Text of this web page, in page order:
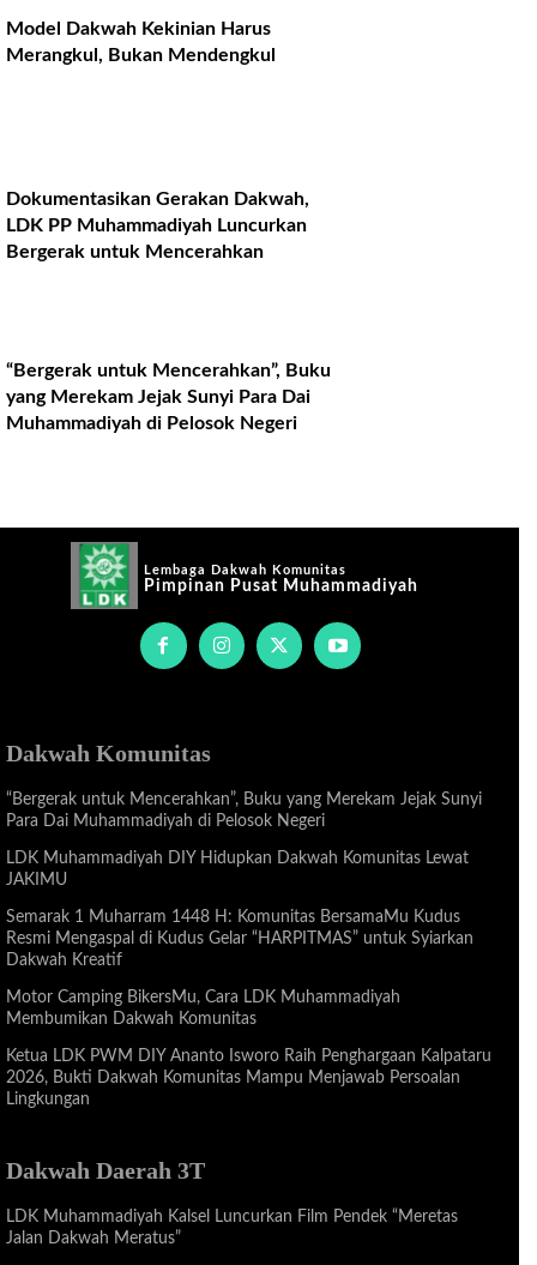
Model Dakwah Kekinian Harus
Merangkul, Bukan Mendengkul
Dokumentasikan Gerakan Dakwah,
LDK PP Muhammadiyah Luncurkan
Bergerak untuk Mencerahkan
“Bergerak untuk Mencerahkan”, Buku
yang Merekam Jejak Sunyi Para Dai
Muhammadiyah di Pelosok Negeri
Lembaga Dakwah Komunitas
Pimpinan Pusat Muhammadiyah
Dakwah Komunitas
“Bergerak untuk Mencerahkan”, Buku yang Merekam Jejak Sunyi
Para Dai Muhammadiyah di Pelosok Negeri
LDK Muhammadiyah DIY Hidupkan Dakwah Komunitas Lewat
JAKIMU
Semarak 1 Muharram 1448 H: Komunitas BersamaMu Kudus
Resmi Mengaspal di Kudus Gelar “HARPITMAS” untuk Syiarkan
Dakwah Kreatif
Motor Camping BikersMu, Cara LDK Muhammadiyah
Membumikan Dakwah Komunitas
Ketua LDK PWM DIY Ananto Isworo Raih Penghargaan Kalpataru
2026, Bukti Dakwah Komunitas Mampu Menjawab Persoalan
Lingkungan
Dakwah Daerah 3T
LDK Muhammadiyah Kalsel Luncurkan Film Pendek “Meretas
Jalan Dakwah Meratus”